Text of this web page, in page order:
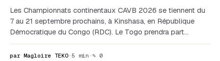
Les Championnats continentaux CAVB 2026 se tiennent du
7 au 21 septembre prochains, à Kinshasa, en République
Démocratique du Congo (RDC). Le Togo prendra part…
par Magloire TEKO · 5 min · ✎ 0